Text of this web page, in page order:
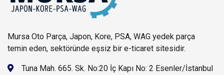
Mursa Oto Parça, Japon, Kore, PSA, WAG yedek parça
temin eden, sektöründe eşsiz bir e-ticaret sitesidir.
Tuna Mah. 665. Sk. No:20 İç Kapı No: 2 Esenler/İstanbul